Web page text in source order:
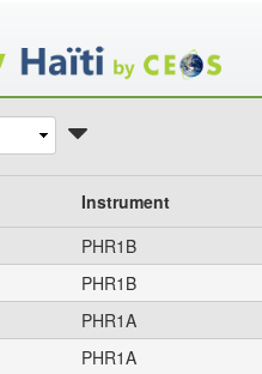
Instrument
PHR1B
PHR1B
PHR1A
PHR1A